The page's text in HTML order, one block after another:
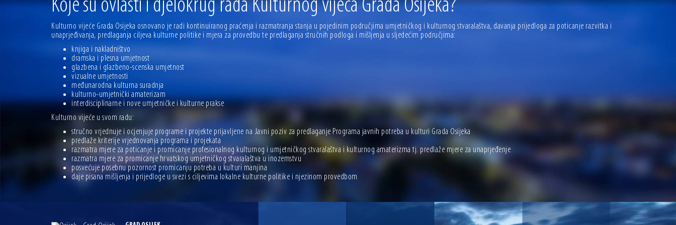
04.07.2026 | Zbog povoljnih vodostaja i pravodobnih mjera komarci ove godine pod kontrolom
04.08.2026 | U Osijeku obilježen Dan pobjede i domovinske zahvalnosti i Dan hrvatskih branitelja
Koje su ovlasti i djelokrug rada Kulturnog vijeća Grada Osijeka?
Kulturno vijeće Grada Osijeka osnovano je radi kontinuiranog praćenja i razmatranja stanja u pojedinim područjima umjetničkog i kulturnog stvaralaštva, davanja prijedloga za poticanje razvitka i
unaprjeđivanja, predlaganja ciljeva kulturne politike i mjera za provedbu te predlaganja stručnih podloga i mišljenja u sljedećim područjima:
knjiga i nakladništvo
dramska i plesna umjetnost
glazbena i glazbeno-scenska umjetnost
vizualne umjetnosti
međunarodna kulturna suradnja
kulturno-umjetnički amaterizam
interdisciplinarne i nove umjetničke i kulturne prakse
Kulturno vijeće u svom radu:
stručno vrjednuje i ocjenjuje programe i projekte prijavljene na Javni poziv za predlaganje Programa javnih potreba u kulturi Grada Osijeka
predlaže kriterije vrjednovanja programa i projekata
razmatra mjere za poticanje i promicanje profesionalnog kulturnog i umjetničkog stvaralaštva i kulturnog amaterizma tj. predlaže mjere za unaprjeđenje
razmatra mjere za promicanje hrvatskog umjetničkog stvaralaštva u inozemstvu
posvećuje posebnu pozornost promicanju potreba u kulturi manjina
daje pisana mišljenja i prijedloge u svezi s ciljevima lokalne kulturne politike i njezinom provedbom